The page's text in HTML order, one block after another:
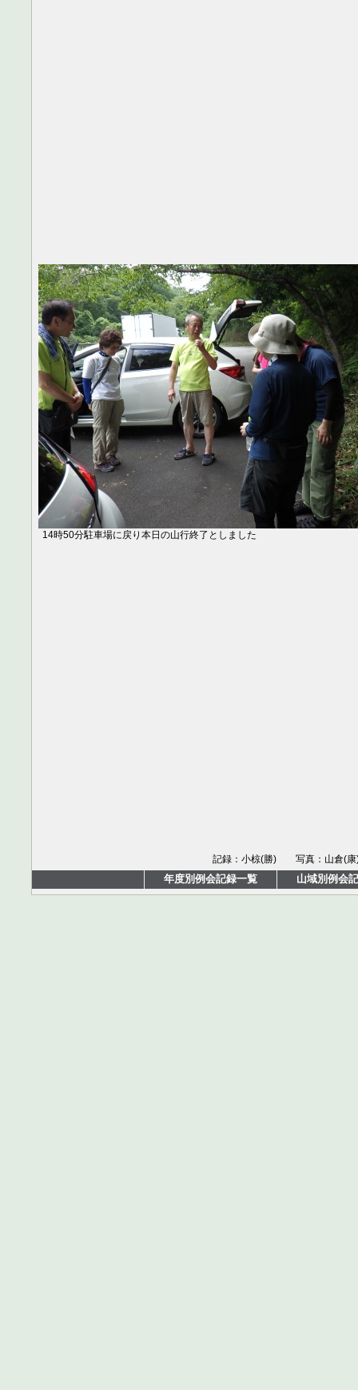
14時50分駐車場に戻り本日の山行終了としました
記録：小椋(勝) 写真：山倉(康
年度別例会記録一覧 山域別例会